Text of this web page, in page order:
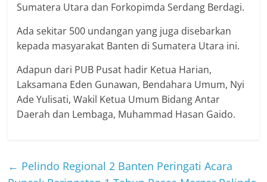
Sumatera Utara dan Forkopimda Serdang Berdagi.
Ada sekitar 500 undangan yang juga disebarkan
kepada masyarakat Banten di Sumatera Utara ini.
Adapun dari PUB Pusat hadir Ketua Harian,
Laksamana Eden Gunawan, Bendahara Umum, Nyi
Ade Yulisati, Wakil Ketua Umum Bidang Antar
Daerah dan Lembaga, Muhammad Hasan Gaido.
← Pelindo Regional 2 Banten Peringati Acara